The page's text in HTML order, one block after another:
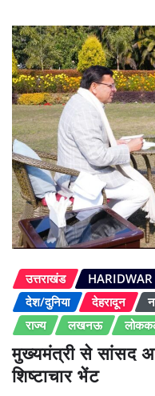
उत्तराखंड HARIDWAR
देश/दुनिया
देहरादून
राज्य
लखनऊ
मुख्यमंत्री से सांसद
शिष्टाचार भेंट